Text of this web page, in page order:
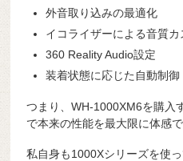
外音取り込みの最適化
イコライザーによる音質
360 Reality Audio設定
装着状態に応じた自動制御
つまり、WH-1000XM6を購入
で本来の性能を最大限に体感で
私自身も1000Xシリーズを使